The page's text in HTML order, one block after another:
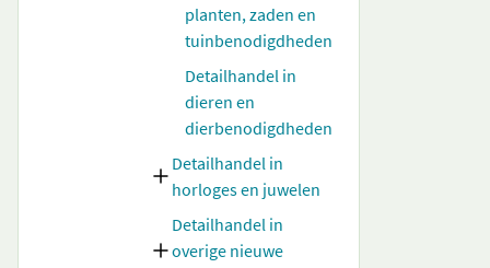
planten, zaden en
tuinbenodigdheden
Detailhandel in
dieren en
dierbenodigdheden
Detailhandel in
horloges en juwelen
Detailhandel in
overige nieuwe